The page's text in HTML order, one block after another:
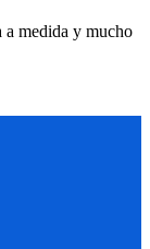
a medida y mucho